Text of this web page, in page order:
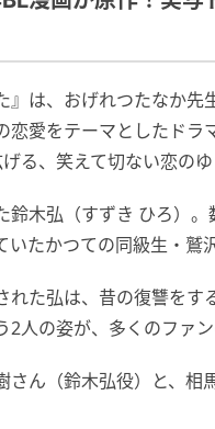
』は、おげれつたなか
恋愛をテーマとしたド
る、笑えて切ない恋のゆ
木弘（すずき ひろ）。
たかつての同級生・鷲
れた弘は、昔の復讐をす
人の姿が、多くのファン
さん（鈴木弘役）と、相